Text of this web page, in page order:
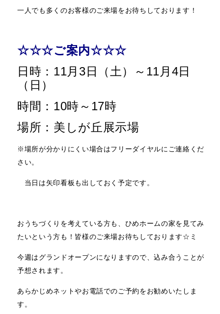
一人でも多くのお客様のご来場をお待ちしております！
☆☆☆ご案内☆☆☆
日時：11月3日（土）～11月4日
（日）
時間：10時～17時
場所：美しが丘展示場
※場所が分かりにくい場合はフリーダイヤルにご連絡くだ
さい。
当日は矢印看板も出しておく予定です。
おうちづくりを考えている方も、ひめホームの家を見てみ
たいという方も！皆様のご来場お待ちしております☆ミ
今週はグランドオープンになりますので、込み合うことが
予想されます。
あらかじめネットやお電話でのご予約をお勧めいたしま
す。